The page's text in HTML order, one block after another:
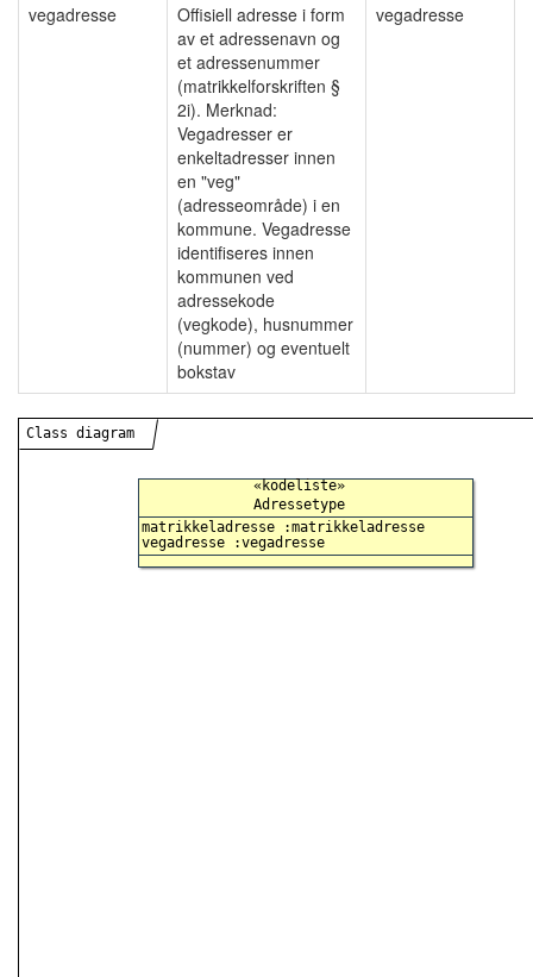
vegadresse
Offisiell adresse i form
av et adressenavn og
et adressenummer
(matrikkelforskriften §
2i). Merknad:
Vegadresser er
enkeltadresser innen
en "veg"
(adresseområde) i en
kommune. Vegadresse
identifiseres innen
kommunen ved
adressekode
(vegkode), husnummer
(nummer) og eventuelt
bokstav
vegadresse